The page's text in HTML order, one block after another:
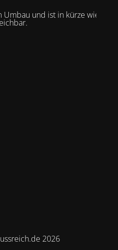
und ist in kürze wieder
2026